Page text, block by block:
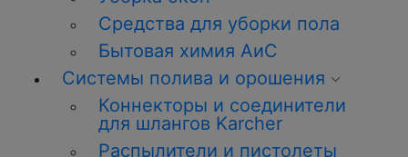
Средства для уборки пола
Бытовая химия АиС
Системы полива и орошения
Коннекторы и соединители
для шлангов Karcher
Распылители и пистолеты